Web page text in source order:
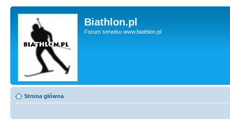
Biathlon.pl
Forum serwisu www.biathlon.pl
Strona główna